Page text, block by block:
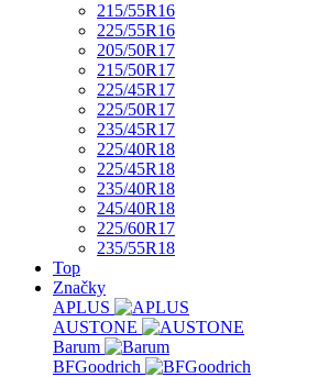
215/55R16
225/55R16
205/50R17
215/50R17
225/45R17
225/50R17
235/45R17
225/40R18
225/45R18
235/40R18
245/40R18
225/60R17
235/55R18
Top
Značky
APLUS
AUSTONE
Barum
BFGoodrich